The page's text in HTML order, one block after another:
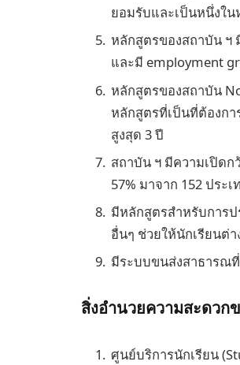
ยอมรับและเป็นหนึ่งใ
หลักสูตรของสถาบัน ฯ
และมี employment
หลักสูตรของสถาบัน
หลักสูตรที่เป็นที่ต้องก
สูงสุด 3 ปี
สถาบัน ฯ มีความเปิด
57% มาจาก 152 ประ
มีหลักสูตรสำหรับการป
อื่นๆ ช่วยให้นักเรียนต่
มีระบบขนส่งสาธารณที่
สิ่งอำนวยความสะดวก
ศูนย์บริการนักเรียน